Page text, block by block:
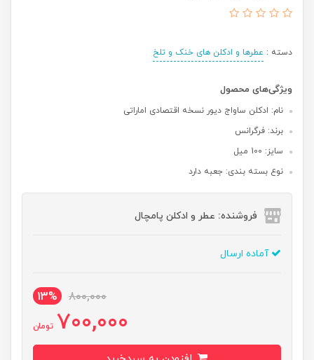
دسته : عطرها و ادکلن های خنک و تلخ
ویژگی‌های محصول
نام: ادکلن ساواج دیور نسخه اقتصادی اماراتی
برند: فرگرانس
سایز: 100 میل
نوع بسته بندی: جعبه دارد
فروشنده: عطر و ادکلن پامچال
آماده ارسال
800,000
13%
700,000 تومان